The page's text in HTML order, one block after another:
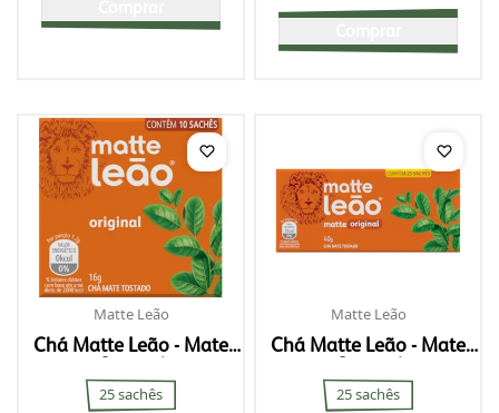
Matte Leão
Chá Matte Leão - Mate
Original
25 sachês
Matte Leão
Chá Matte Leão - Mate
Original
25 sachês